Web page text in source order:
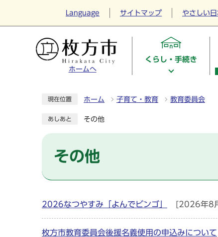
Language サイトマップ やさしい
ホームへ
くらし・手続き
現在位置 ホーム 子育て・教育 教育委員会
あしあと その他
その他
2026なつやすみ「よんでビンゴ」 [2026年8
枚方市教育委員会後援名義使用の申込みについて